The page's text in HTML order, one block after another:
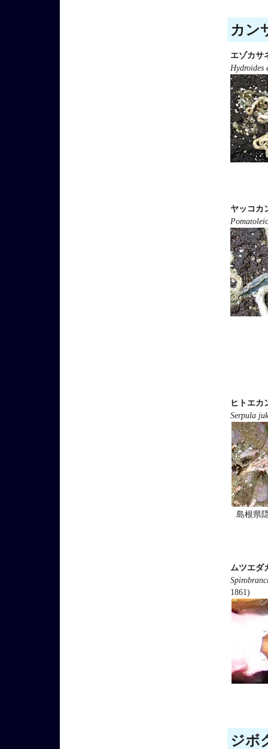
カン
エゾカサ
Hydroides
ヤッコカ
ヒトエカ
Serpula
島根県
ムツエダ
1861)
ジボ